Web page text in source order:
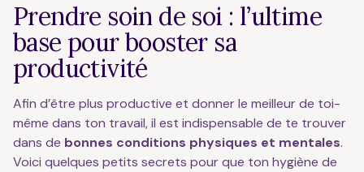
Prendre soin de soi : l’ultime
base pour booster sa
productivité
Afin d’être plus productive et donner le meilleur de toi-
même dans ton travail, il est indispensable de te trouver
dans de bonnes conditions physiques et mentales.
Voici quelques petits secrets pour que ton hygiène de